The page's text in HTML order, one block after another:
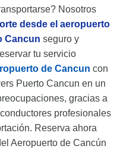
Nosotros
desde el aeropuerto
Cancun seguro y
tu servicio
de Cancun con
Puerto Cancun en un
gracias a
profesionales
Reserva ahora
Aeropuerto de Cancún